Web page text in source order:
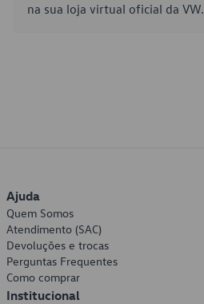
na sua loja virtual oficial da VW.
Ajuda
Quem Somos
Atendimento (SAC)
Devoluções e trocas
Perguntas Frequentes
Como comprar
Institucional